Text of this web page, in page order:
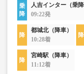
人吉インター（乗降
09:22発
都城北（降車）
10:28着
宮崎駅（降車）
11:12着